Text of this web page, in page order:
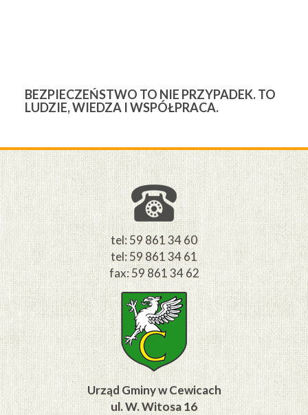
BEZPIECZEŃSTWO TO NIE PRZYPADEK. TO
LUDZIE, WIEDZA I WSPÓŁPRACA.
tel: 59 861 34 60
tel: 59 861 34 61
fax: 59 861 34 62
Urząd Gminy w Cewicach
ul. W. Witosa 16